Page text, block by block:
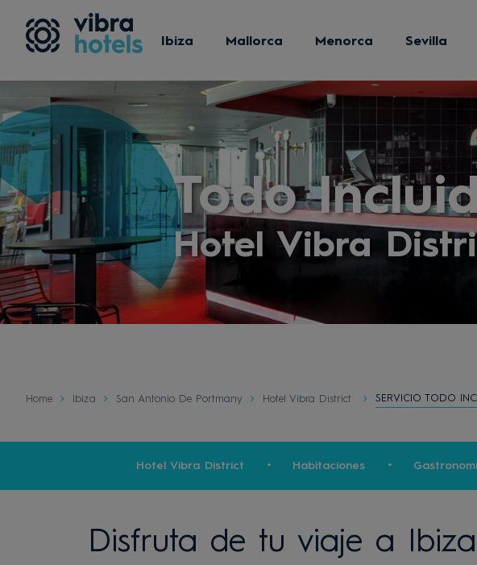
Ibiza Mallorca Menorca Sevilla
Todo
Hotel Vibra
Home Ibiza San Antonio De Portmany Hotel Vibra District SERVICIO TODO
Hotel Vibra District Habitaciones
Disfruta de tu viaje a Ibiza